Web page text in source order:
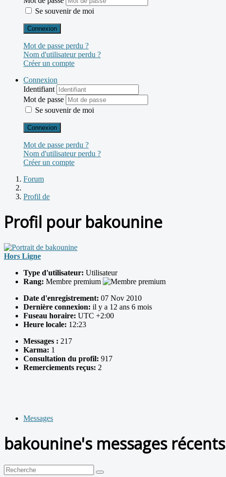
Se souvenir de moi
Connexion
Mot de passe perdu ?
Nom d'utilisateur perdu ?
Créer un compte
Connexion
Identifiant
Mot de passe
Se souvenir de moi
Connexion
Mot de passe perdu ?
Nom d'utilisateur perdu ?
Créer un compte
Forum
Profil de
Profil pour bakounine
Hors Ligne
Type d'utilisateur: Utilisateur
Rang: Membre premium
Date d'enregistrement: 07 Nov 2010
Dernière connexion: il y a 12 ans 6 mois
Fuseau horaire: UTC +2:00
Heure locale: 12:23
Messages : 217
Karma: 1
Consultation du profil: 917
Remerciements reçus: 2
Messages
bakounine's messages récents